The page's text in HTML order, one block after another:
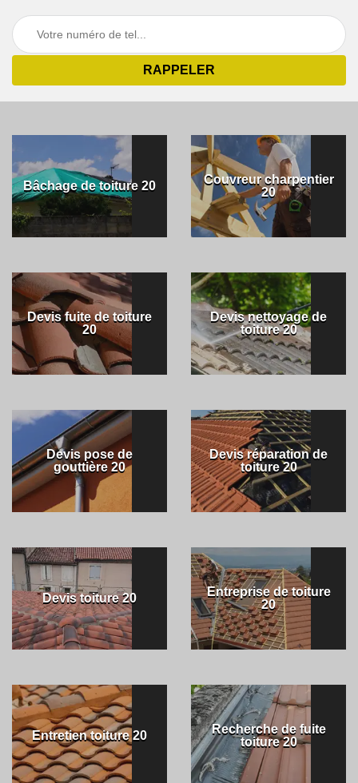
Bâchage de toiture 20
Couvreur charpentier
20
Devis fuite de toiture
20
Devis nettoyage de
toiture 20
Devis pose de
gouttière 20
Devis réparation de
toiture 20
Devis toiture 20
Entreprise de toiture
20
Entretien toiture 20
Recherche de fuite
toiture 20